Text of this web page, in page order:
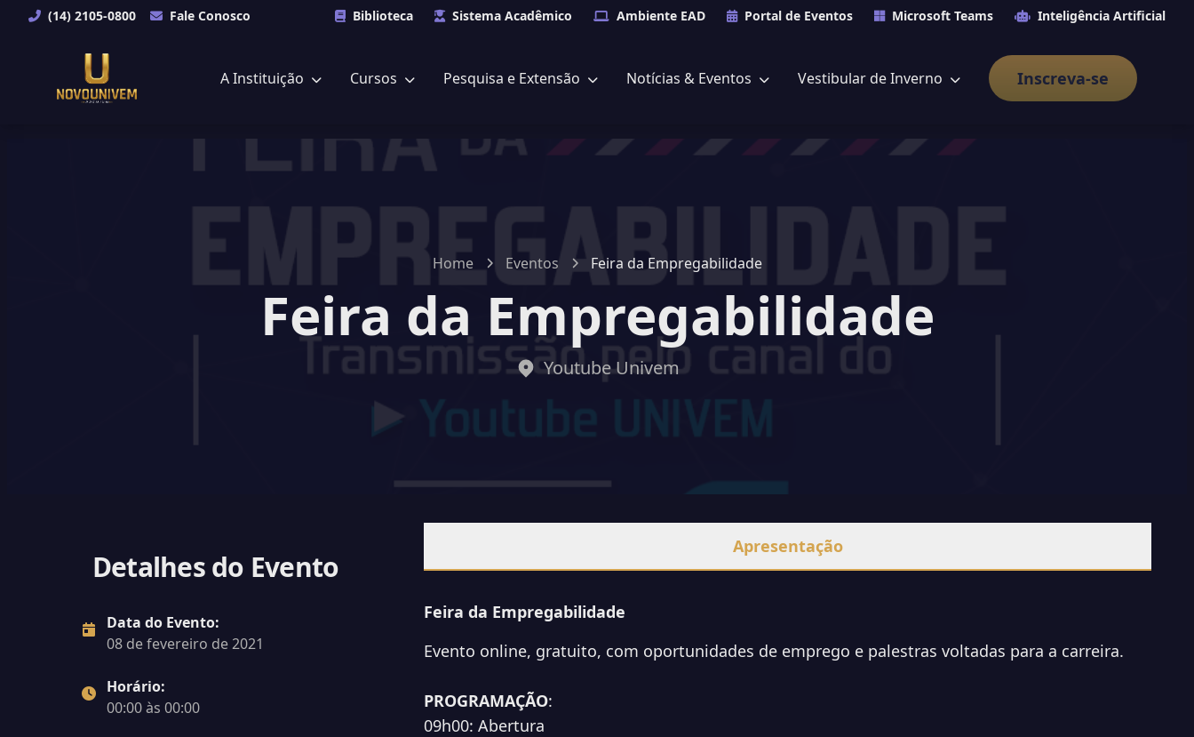
(14) 2105-0800 Fale Conosco Biblioteca Sistema Acadêmico Ambiente EAD Portal de Eventos Microsoft Teams Inteligência Artificial
A Instituição Cursos Pesquisa e Extensão Notícias & Eventos Vestibular de Inverno Inscreva-se
Home Eventos Feira da Empregabilidade
Feira da Empregabilidade
Youtube Univem
Detalhes do Evento
Data do Evento:
08 de fevereiro de 2021
Horário:
00:00 às 00:00
Apresentação
Feira da Empregabilidade
Evento online, gratuito, com oportunidades de emprego e palestras voltadas para a carreira.
PROGRAMAÇÃO:
09h00: Abertura